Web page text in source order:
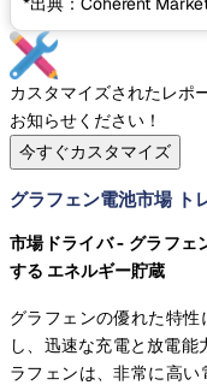
カスタマイズされたレポ
お知らせください！
今すぐカスタマイズ
グラフェン電池市場 ト
市場ドライバ - グラフェ
する エネルギー貯蔵
グラフェンの優れた特
し、迅速な充電と放電
ラフェンは、非常に高